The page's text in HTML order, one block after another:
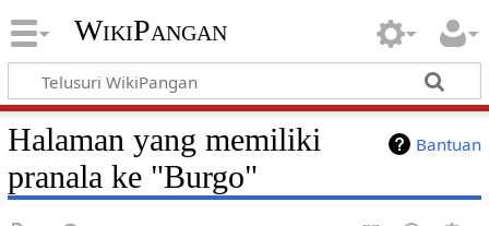
WikiPangan
Bantuan
Halaman yang memiliki
pranala ke "Burgo"